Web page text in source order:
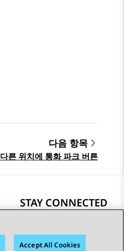
다음 항목
다른 위치에 통화 파크 버튼
STAY CONNECTED
Accept All Cookies